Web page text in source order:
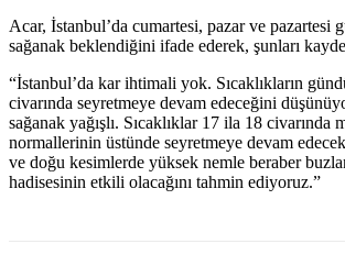
Acar, İstanbul’da cumartesi, pazar ve pazartesi
sağanak beklendiğini ifade ederek, şunları
“İstanbul’da kar ihtimali yok. Sıcaklıkların
civarında seyretmeye devam edeceğini
sağanak yağışlı. Sıcaklıklar 17 ila 18 civarında
normallerinin üstünde seyretmeye devam
ve doğu kesimlerde yüksek nemle beraber
hadisesinin etkili olacağını tahmin ediyoruz.”